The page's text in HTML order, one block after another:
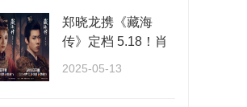
郑晓龙携《藏海
传》定档 5.18！肖
2025-05-13